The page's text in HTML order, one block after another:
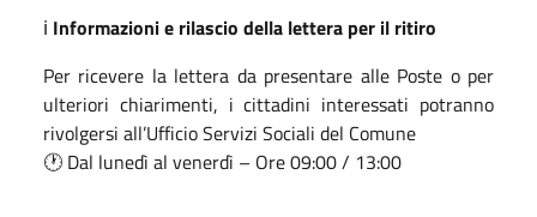
ℹ️ Informazioni e rilascio della lettera per il ritiro
Per ricevere la lettera da presentare alle Poste o per
ulteriori chiarimenti, i cittadini interessati potranno
rivolgersi all’Ufficio Servizi Sociali del Comune
🕐 Dal lunedì al venerdì – Ore 09:00 / 13:00